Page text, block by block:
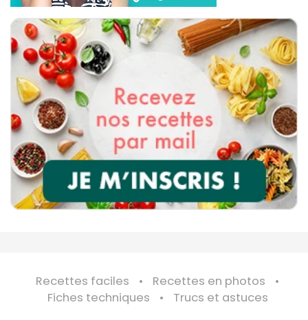
Recettes faciles
Recettes en photos
Fiches techniques
Trucs et astuces